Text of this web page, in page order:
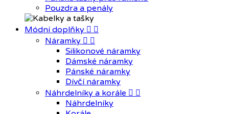
Pouzdra a penály
Módní doplňky  
Náramky  
Silikonové náramky
Dámské náramky
Pánské náramky
Dívčí náramky
Náhrdelníky a korále  
Náhrdelníky